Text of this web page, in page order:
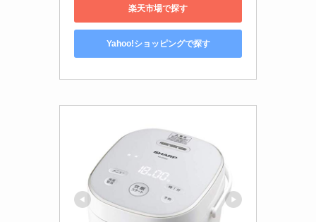
楽天市場で探す
Yahoo!ショッピングで探す